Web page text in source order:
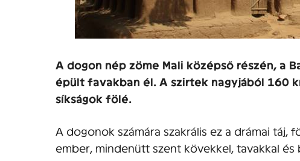
A dogon nép zöme Mali középső részén, a
épült favakban él. A szirtek nagyjából 160
síkságok fölé.
A dogonok számára szakrális ez a drámai táj,
ember, mindenütt szent kövekkel, tavakkal és